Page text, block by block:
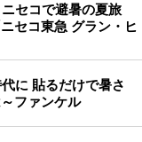
セコで避暑の夏旅
セコ東急 グラン・ヒ
に 貼るだけで暑さ
ファンケル